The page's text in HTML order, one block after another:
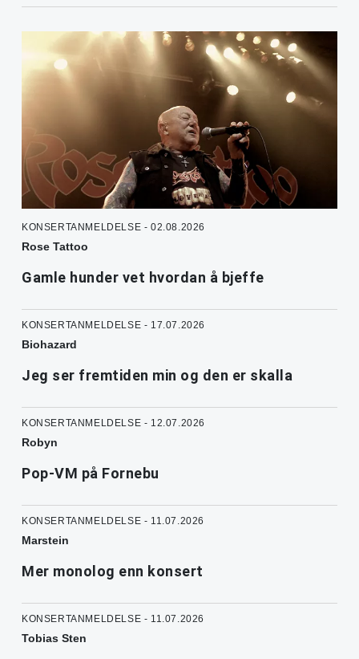
KONSERTANMELDELSE - 02.08.2026
Rose Tattoo
Gamle hunder vet hvordan å bjeffe
KONSERTANMELDELSE - 17.07.2026
Biohazard
Jeg ser fremtiden min og den er skalla
KONSERTANMELDELSE - 12.07.2026
Robyn
Pop-VM på Fornebu
KONSERTANMELDELSE - 11.07.2026
Marstein
Mer monolog enn konsert
KONSERTANMELDELSE - 11.07.2026
Tobias Sten